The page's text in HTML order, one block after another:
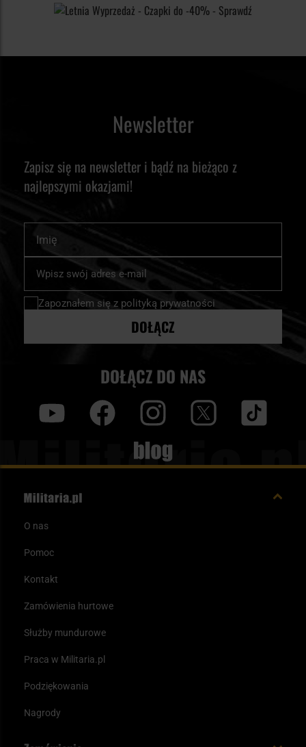
Newsletter
Zapisz się na newsletter i bądź na bieżąco z
najlepszymi okazjami!
nasz
newsletter:
Zapoznałem się z polityką prywatności
DOŁĄCZ
DOŁĄCZ DO NAS
Blog
O nas
Pomoc
Kontakt
Zamówienia hurtowe
Służby mundurowe
Praca w Militaria.pl
Podziękowania
Nagrody